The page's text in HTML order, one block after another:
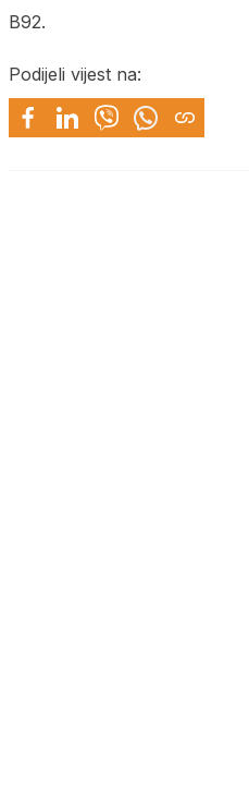
B92.
Podijeli vijest na: